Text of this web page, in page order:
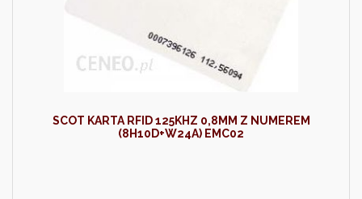
SCOT KARTA RFID 125KHZ 0,8MM Z NUMEREM
(8H10D+W24A) EMC02